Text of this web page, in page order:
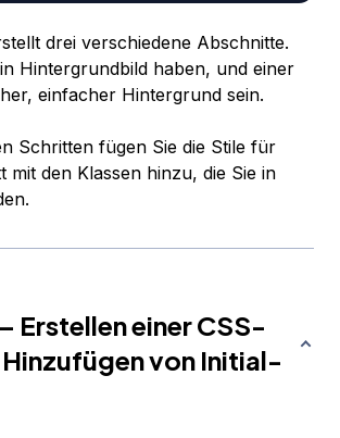
drei verschiedene Abschnitte.
Hintergrundbild haben, und einer
einfacher Hintergrund sein.
Schritten fügen Sie die Stile für
mit den Klassen hinzu, die Sie in
Erstellen einer CSS-
von Initial-